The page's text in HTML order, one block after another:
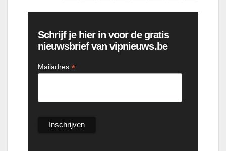
Schrijf je hier in voor de gratis
nieuwsbrief van vipnieuws.be
Mailadres *